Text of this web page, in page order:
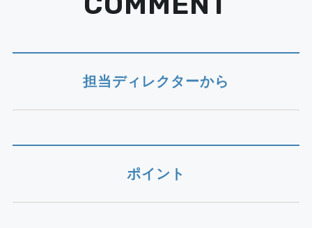
担当ディレクターから
ポイント